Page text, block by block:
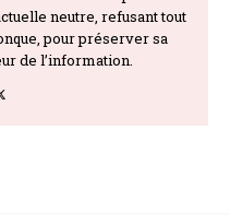
neutre, refusant tout
pour préserver sa
de l’information.